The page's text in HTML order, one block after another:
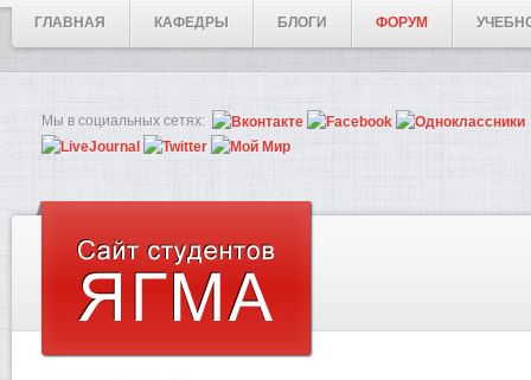
ГЛАВНАЯ КАФЕДРЫ БЛОГИ ФОРУМ
Мы в социальных сетях: